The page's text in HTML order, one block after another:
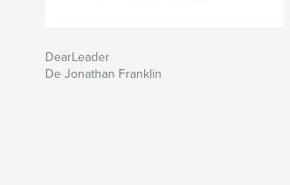
DearLeader
De Jonathan Franklin